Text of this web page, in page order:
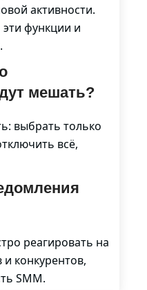
активности.
функции и
мешать?
выбрать только
всё,
реагировать на
конкурентов,
SMM.